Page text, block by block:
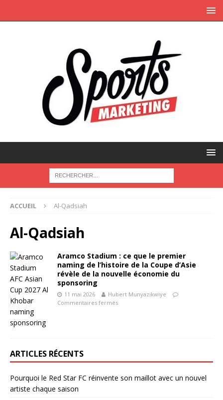
ACCUEIL Al-Qadsiah
Al-Qadsiah
Aramco Stadium : ce que le premier
naming de l’histoire de la Coupe d’Asie
révèle de la nouvelle économie du
sponsoring
11 mai 2026
Hubert Munyazikwiye
Commentaires fermés
ARTICLES RÉCENTS
Pourquoi le Red Star FC réinvente son maillot avec un nouvel
artiste chaque saison